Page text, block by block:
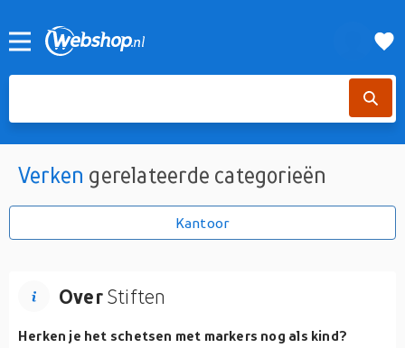
Verken gerelateerde categorieën
Kantoor
OverStiften
Herken je het schetsen met markers nog als kind?